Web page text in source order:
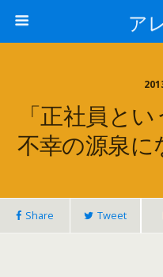
ア
「正社員と
不幸の源泉
Share Tweet